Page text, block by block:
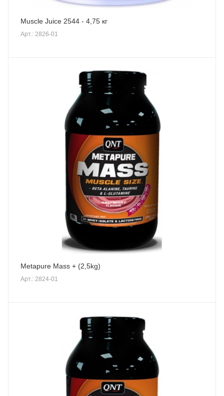
Muscle Juice 2544 - 4,75 кг
Арт.: 2826-01
Metapure Mass + (2,5kg)
Арт.: 2824-01